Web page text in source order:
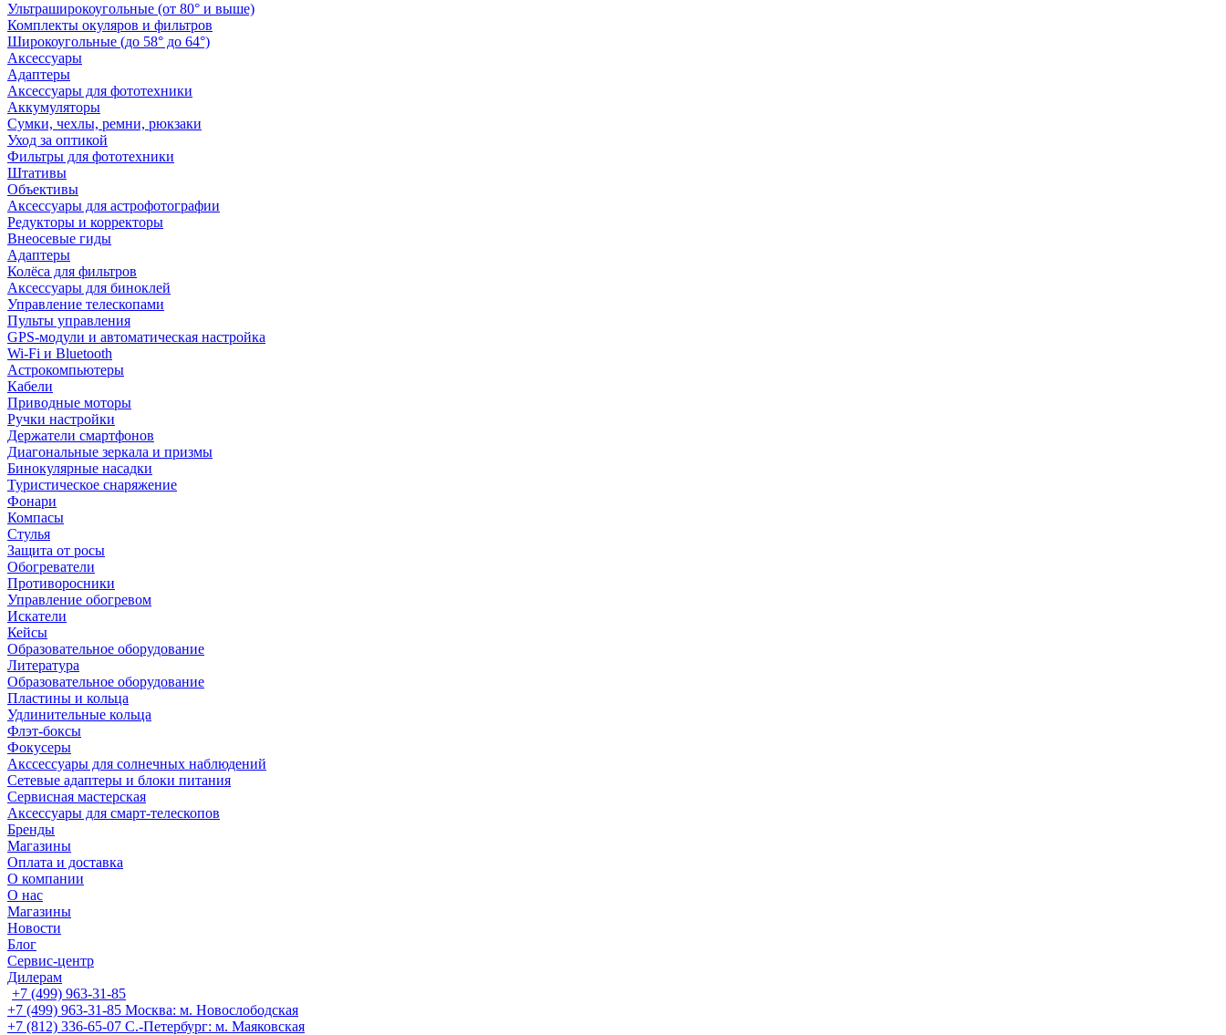
Ультраширокоугольные (от 80° и выше)
Комплекты окуляров и фильтров
Широкоугольные (до 58° до 64°)
Аксессуары
Адаптеры
Аксессуары для фототехники
Аккумуляторы
Сумки, чехлы, ремни, рюкзаки
Уход за оптикой
Фильтры для фототехники
Штативы
Объективы
Аксессуары для астрофотографии
Редукторы и корректоры
Внеосевые гиды
Адаптеры
Колёса для фильтров
Аксессуары для биноклей
Управление телескопами
Пульты управления
GPS-модули и автоматическая настройка
Wi-Fi и Bluetooth
Астрокомпьютеры
Кабели
Приводные моторы
Ручки настройки
Держатели смартфонов
Диагональные зеркала и призмы
Бинокулярные насадки
Туристическое снаряжение
Фонари
Компасы
Стулья
Защита от росы
Обогреватели
Противоросники
Управление обогревом
Искатели
Кейсы
Образовательное оборудование
Литература
Образовательное оборудование
Пластины и кольца
Удлинительные кольца
Флэт-боксы
Фокусеры
Акссессуары для солнечных наблюдений
Сетевые адаптеры и блоки питания
Сервисная мастерская
Аксессуары для смарт-телескопов
Бренды
Магазины
Оплата и доставка
О компании
О нас
Магазины
Новости
Блог
Сервис-центр
Дилерам
+7 (499) 963-31-85
+7 (499) 963-31-85 Москва: м. Новослободская
+7 (812) 336-65-07 С.-Петербург: м. Маяковская